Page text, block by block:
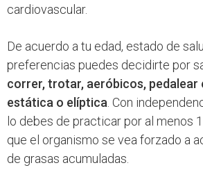
cardiovascular.
De acuerdo a tu edad, estado de
preferencias puedes decidirte por
correr, trotar, aeróbicos, pedalear
estática o elíptica . Con
lo debes de practicar por al menos
que el organismo se vea forzado a
de grasas acumuladas.